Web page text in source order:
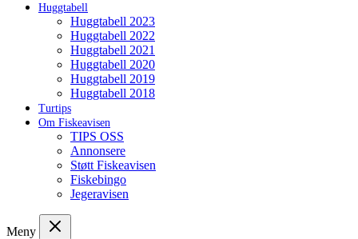
Huggtabell
Huggtabell 2023
Huggtabell 2022
Huggtabell 2021
Huggtabell 2020
Huggtabell 2019
Huggtabell 2018
Turtips
Om Fiskeavisen
TIPS OSS
Annonsere
Støtt Fiskeavisen
Fiskebingo
Jegeravisen
Meny